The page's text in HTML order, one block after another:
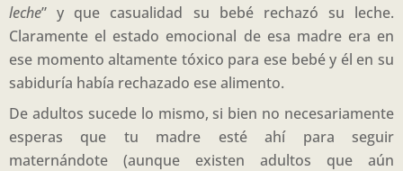
leche” y que casualidad su bebé rechazó su leche.
Claramente el estado emocional de esa madre era en
ese momento altamente tóxico para ese bebé y él en su
sabiduría había rechazado ese alimento.
De adultos sucede lo mismo, si bien no necesariamente
esperas que tu madre esté ahí para seguir
maternándote (aunque existen adultos que aún